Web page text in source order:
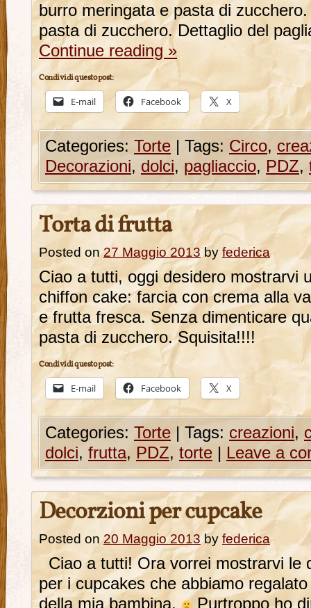
burro meringata e pasta di
pasta di zucchero. Dettaglio del
Continue reading »
Condividi questo post:
E-mail Facebook X
Categories: Torte | Tags: Circo,
Decorazioni, dolci, pagliaccio, PDZ,
Torta di frutta
Posted on 27 Maggio 2013 by federica
Ciao a tutti, oggi desidero mostrarvi
chiffon cake: farcia con crema alla
e frutta fresca. Senza dimenticare
pasta di zucchero. Squisita!!!!
Condividi questo post:
E-mail Facebook X
Categories: Torte | Tags: creazioni,
dolci, frutta, PDZ, torte | Leave a
Decorzioni per cupcake
Posted on 20 Maggio 2013 by federica
Ciao a tutti! Ora vorrei mostrarvi le
per i cupcakes che abbiamo
della mia bambina.
Purtroppo ho